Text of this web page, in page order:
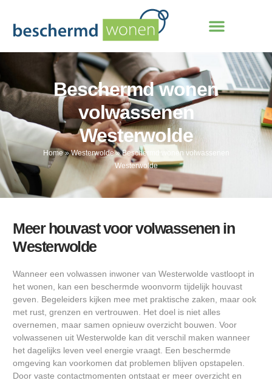
Beschermd wonen
volwassenen
Westerwolde
Home»Westerwolde»Beschermd wonen volwassenen
Westerwolde
Meer houvast voor volwassenen in
Westerwolde
Wanneer een volwassen inwoner van Westerwolde vastloopt in
het wonen, kan een beschermde woonvorm tijdelijk houvast
geven. Begeleiders kijken mee met praktische zaken, maar ook
met rust, grenzen en vertrouwen. Het doel is niet alles
overnemen, maar samen opnieuw overzicht bouwen. Voor
volwassenen uit Westerwolde kan dit verschil maken wanneer
het dagelijks leven veel energie vraagt. Een beschermde
omgeving kan voorkomen dat problemen blijven opstapelen.
Door vaste contactmomenten ontstaat er meer overzicht en